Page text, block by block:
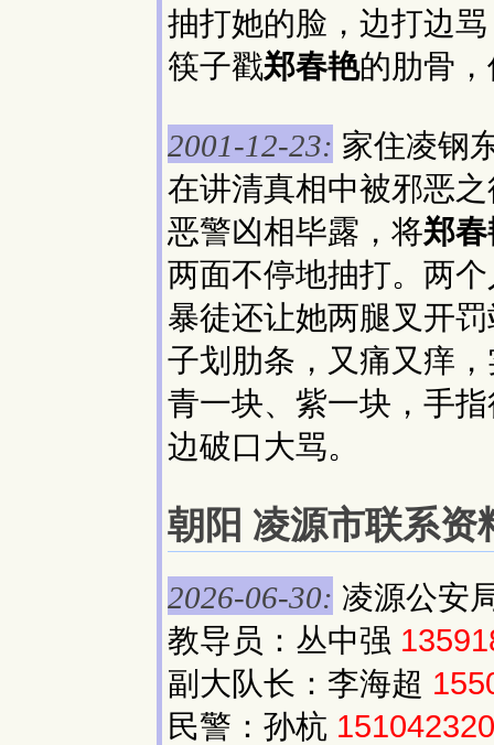
抽打她的脸，边打边
筷子戳郑春艳的肋骨
2001-12-23: 家住凌钢
在讲清真相中被邪恶
恶警凶相毕露，将郑
两面不停地抽打。两
暴徒还让她两腿叉开
子划肋条，又痛又痒
青一块、紫一块，手
边破口大骂。
朝阳 凌源市联系资
2026-06-30: 凌源公安
教导员：丛中强
副大队长：李海超
民警：孙杭